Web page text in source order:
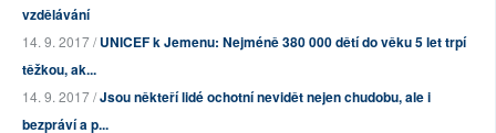
vzdělávání
14. 9. 2017 /UNICEF k Jemenu: Nejméně 380 000 dětí do věku 5 let trpí
těžkou, ak...
14. 9. 2017 /Jsou někteří lidé ochotní nevidět nejen chudobu, ale i
bezpráví a p...